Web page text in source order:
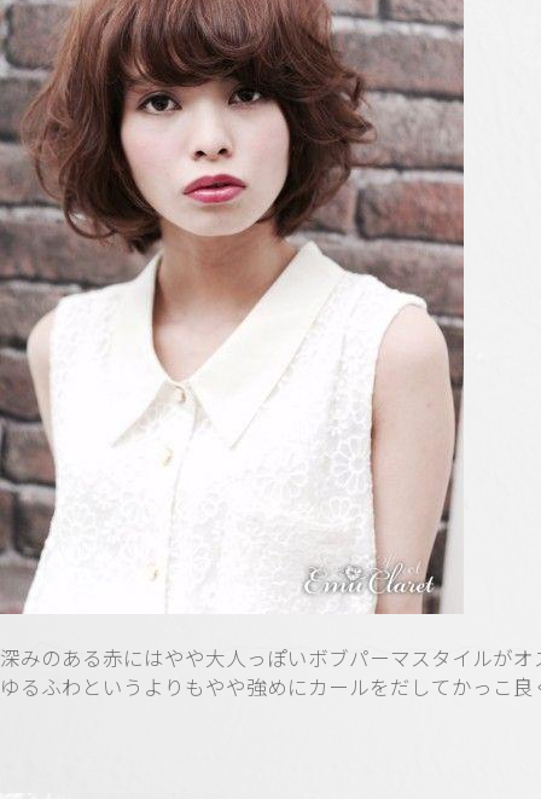
深みのある赤にはやや大人っぽいボブパーマスタイルがオ
ゆるふわというよりもやや強めにカールをだしてかっこ